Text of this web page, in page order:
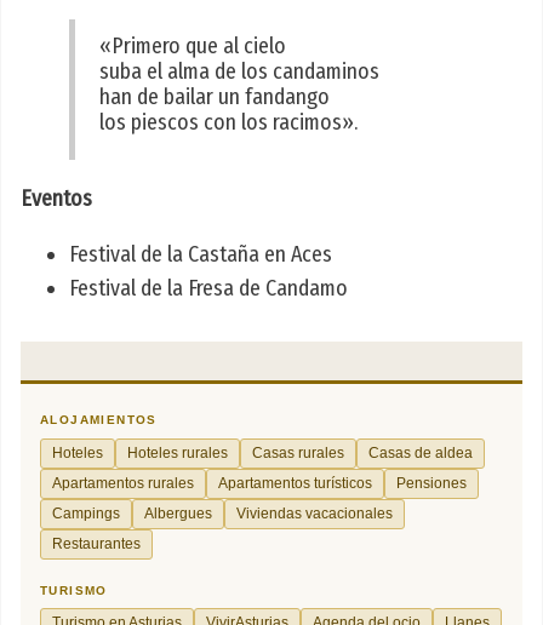
«Primero que al cielo
suba el alma de los candaminos
han de bailar un fandango
los piescos con los racimos».
Eventos
Festival de la Castaña en Aces
Festival de la Fresa de Candamo